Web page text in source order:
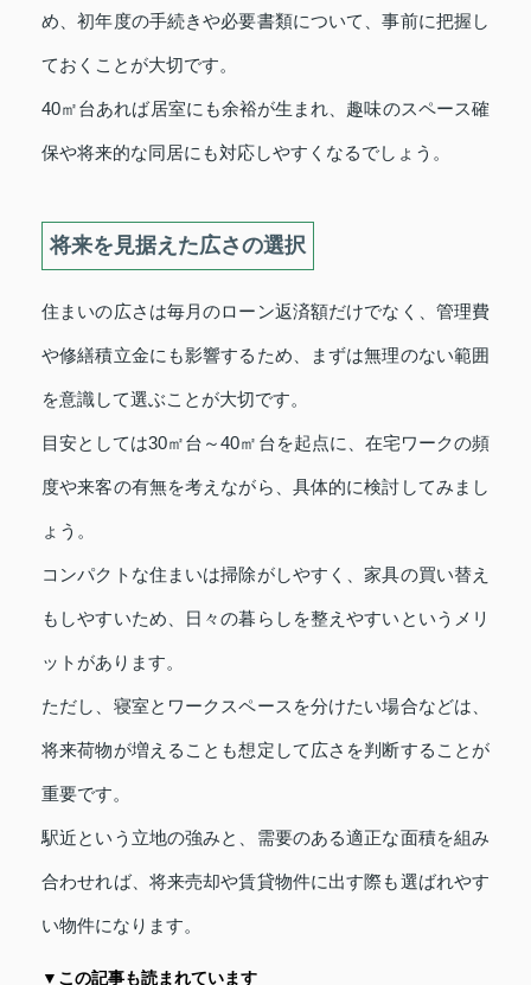
め、初年度の手続きや必要書類について、事前に把握し
ておくことが大切です。
40㎡台あれば居室にも余裕が生まれ、趣味のスペース確
保や将来的な同居にも対応しやすくなるでしょう。
将来を見据えた広さの選択
住まいの広さは毎月のローン返済額だけでなく、管理費
や修繕積立金にも影響するため、まずは無理のない範囲
を意識して選ぶことが大切です。
目安としては30㎡台～40㎡台を起点に、在宅ワークの頻
度や来客の有無を考えながら、具体的に検討してみまし
ょう。
コンパクトな住まいは掃除がしやすく、家具の買い替え
もしやすいため、日々の暮らしを整えやすいというメリ
ットがあります。
ただし、寝室とワークスペースを分けたい場合などは、
将来荷物が増えることも想定して広さを判断することが
重要です。
駅近という立地の強みと、需要のある適正な面積を組み
合わせれば、将来売却や賃貸物件に出す際も選ばれやす
い物件になります。
▼この記事も読まれています